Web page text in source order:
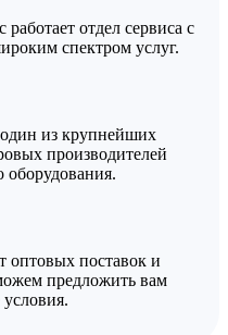
работает отдел сервиса с
спектром услуг.
из крупнейших
производителей
оборудования.
оптовых поставок и
предложить вам